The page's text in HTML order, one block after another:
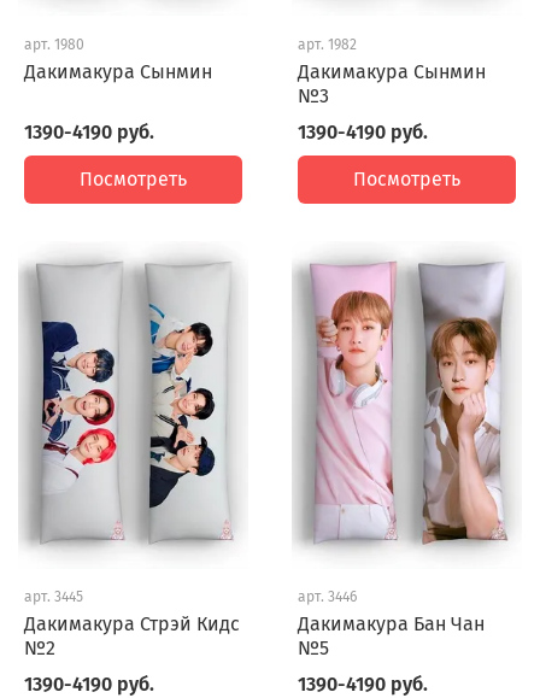
арт. 1980
Дакимакура Сынмин
1390-4190 руб.
Посмотреть
арт. 1982
Дакимакура Сынмин
№3
1390-4190 руб.
Посмотреть
арт. 3445
Дакимакура Стрэй Кидс
№2
1390-4190 руб.
арт. 3446
Дакимакура Бан Чан
№5
1390-4190 руб.